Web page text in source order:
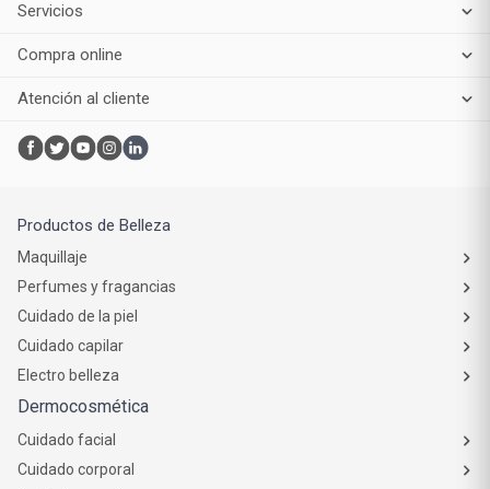
Servicios
Compra online
Atención al cliente
Productos de Belleza
Maquillaje
Perfumes y fragancias
Cuidado de la piel
Cuidado capilar
Electro belleza
Dermocosmética
Cuidado facial
Cuidado corporal